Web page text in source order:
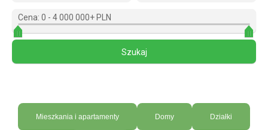
Cena: 0 - 4 000 000+ PLN
Mieszkania i apartamenty Domy Działki